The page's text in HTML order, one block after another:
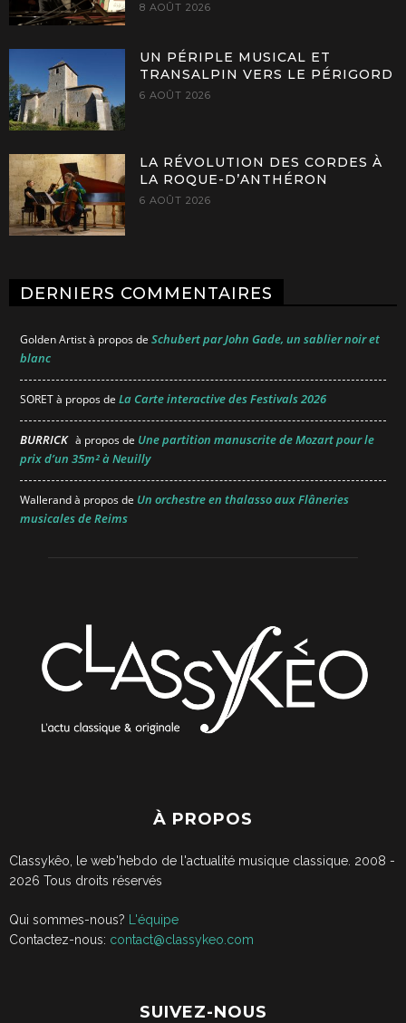
8 AOÛT 2026
UN PÉRIPLE MUSICAL ET
TRANSALPIN VERS LE PÉRIGORD
6 AOÛT 2026
LA RÉVOLUTION DES CORDES À
LA ROQUE-D’ANTHÉRON
6 AOÛT 2026
DERNIERS COMMENTAIRES
Golden Artistà propos de Schubert par John Gade, un sablier noir et
blanc
SORETà propos de La Carte interactive des Festivals 2026
BURRICK à propos de Une partition manuscrite de Mozart pour le
prix d’un 35m² à Neuilly
Wallerandà propos de Un orchestre en thalasso aux Flâneries
musicales de Reims
À PROPOS
Classykêo, le web'hebdo de l'actualité musique classique. 2008 -
2026 Tous droits réservés
Qui sommes-nous?
L'équipe
Contactez-nous: contact@classykeo.com
SUIVEZ-NOUS